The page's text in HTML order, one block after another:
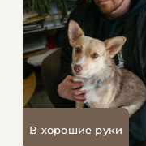
В хорошие руки